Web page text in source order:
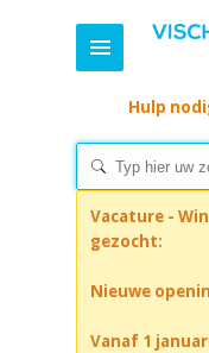
Hulp
Vacature -
gezocht:
Nieuwe
Vanaf 1